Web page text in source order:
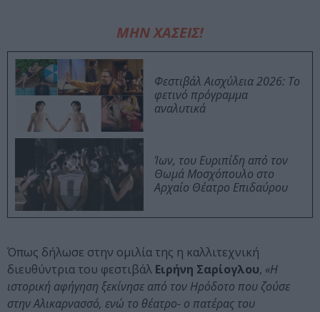
ΜΗΝ ΧΑΣΕΙΣ!
Φεστιβάλ Αισχύλεια 2026: Το
φετινό πρόγραμμα
αναλυτικά
Ίων, του Ευριπίδη από τον
Θωμά Μοσχόπουλο στο
Αρχαίο Θέατρο Επιδαύρου
Όπως δήλωσε στην ομιλία της η καλλιτεχνική
διευθύντρια του φεστιβάλ Ειρήνη Σαρίογλου, «Η
ιστορική αφήγηση ξεκίνησε από τον Ηρόδοτο που ζούσε
στην Αλικαρνασσό, ενώ το θέατρο- ο πατέρας του